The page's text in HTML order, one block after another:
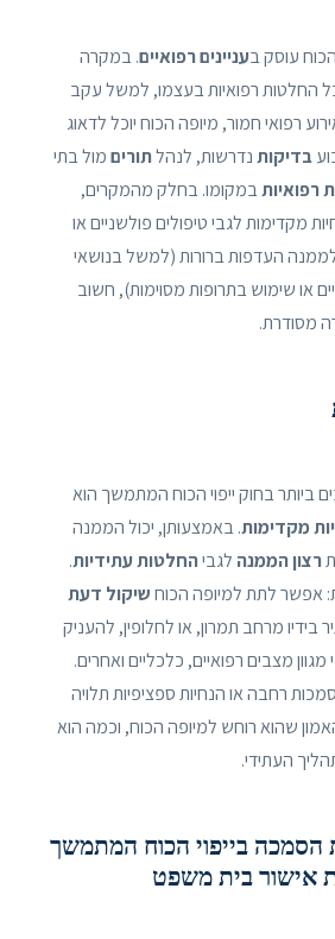
עוסק בעניינים רפואיים. במקרה
החלטות רפואיות בעצמו, למשל עקב
רפואי חמור, מיופה הכוח יוכל לדאוג
בדיקותנדרשות, לנהלתוריםמול בתי
רפואיותבמקומו. בחלק מהמקרים,
מקדימות לגבי טיפולים פולשניים או
העדפות ברורות (למשל בנושאי
או שימוש בתרופות מסוימות), חשוב
מסודרת.
ביותר בחוק ייפוי הכוח המתמשך הוא
מקדימות. באמצעותן, יכול הממנה
רצון הממנה לגביהחלטות עתידיות.
אפשר לתת למיופה הכוחשיקול דעת
בידיו מרחב תמרון, או לחלופין, להעניק
מגוון מצבים רפואיים, כלכליים ואחרים.
רחבה או הנחיות ספציפיות תלויה
שהוא רוחש למיופה הכוח, וכמה הוא
העתידי.
הסמכה בייפוי הכוח המתמשך
אישור בית משפט